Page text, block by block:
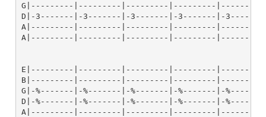
G|---------|---------|---------|---------|---------|-
D|-3-------|-3-------|-3-------|-3-------|-3-------
A|---------|---------|---------|---------
A|---------|---------|---------|---------
E|---------|---------|---------|---------
B|---------|---------|---------|---------
G|-%-------|-%-------|-%-------|-%-------|-
D|-%-------|-%-------|-%-------|-%-------|-
A|---------|---------|---------|---------